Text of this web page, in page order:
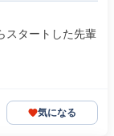
スタートした先輩
気になる